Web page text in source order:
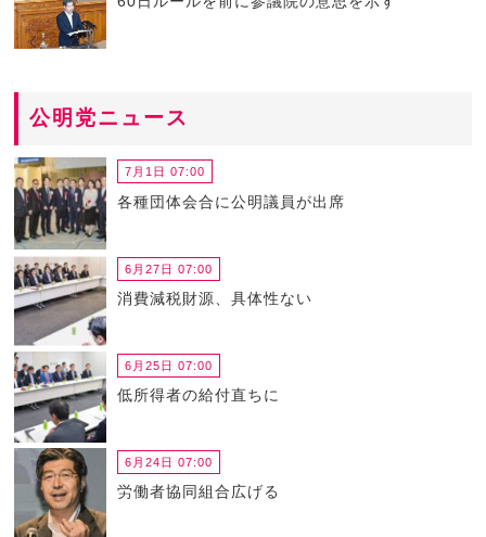
公明党ニュース
7月1日 07:00
各種団体会合に公明議員が出席
6月27日 07:00
消費減税財源、具体性ない
6月25日 07:00
低所得者の給付直ちに
6月24日 07:00
労働者協同組合広げる